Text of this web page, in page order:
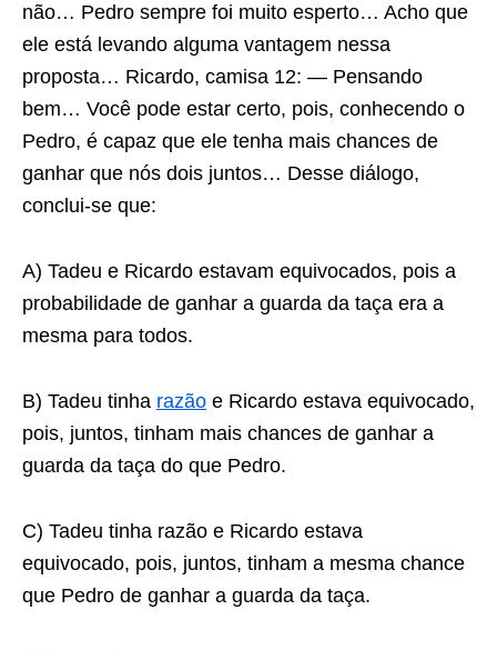
não… Pedro sempre foi muito esperto… Acho que
ele está levando alguma vantagem nessa
proposta… Ricardo, camisa 12: — Pensando
bem… Você pode estar certo, pois, conhecendo o
Pedro, é capaz que ele tenha mais chances de
ganhar que nós dois juntos… Desse diálogo,
conclui-se que:
A) Tadeu e Ricardo estavam equivocados, pois a
probabilidade de ganhar a guarda da taça era a
mesma para todos.
B) Tadeu tinha razão e Ricardo estava equivocado,
pois, juntos, tinham mais chances de ganhar a
guarda da taça do que Pedro.
C) Tadeu tinha razão e Ricardo estava
equivocado, pois, juntos, tinham a mesma chance
que Pedro de ganhar a guarda da taça.